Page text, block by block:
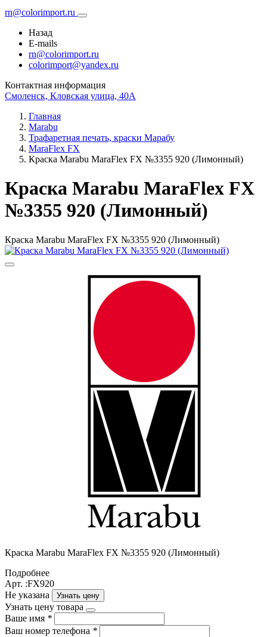
rn@colorimport.ru
Назад
E-mails
rn@colorimport.ru
colorimport@yandex.ru
Контактная информация
Смоленск, Кловская улица, 40А
Главная
Marabu
Трафаретная печать, краски Марабу
MaraFlex FX
Краска Маrabu MaraFlex FX №3355 920 (Лимонный)
Краска Маrabu MaraFlex FX
№3355 920 (Лимонный)
Краска Маrabu MaraFlex FX №3355 920 (Лимонный)
Краска Маrabu MaraFlex FX №3355 920 (Лимонный)
Подробнее
Арт. :FX920
Не указана
Узнать цену
Узнать цену товара
Ваше имя *
Ваш номер телефона *